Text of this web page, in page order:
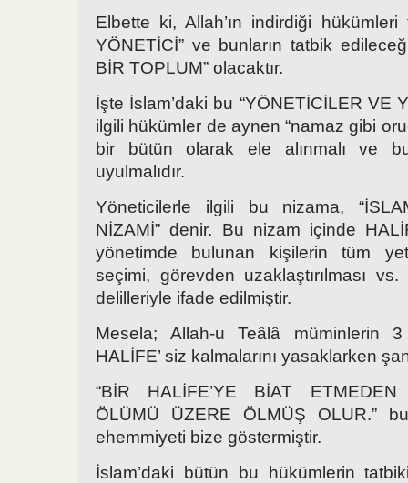
Elbette ki, Allah’ın indirdiği
YÖNETİCİ” ve bunların tatbik
BİR TOPLUM” olacaktır.
İşte İslam’daki bu “YÖNETİCİLER VE
ilgili hükümler de aynen “namaz gibi
bir bütün olarak ele alınmalı ve
uyulmalıdır.
Yöneticilerle ilgili bu nizama,
NİZAMİ” denir. Bu nizam içinde
yönetimde bulunan kişilerin tüm
seçimi, görevden uzaklaştırılması
delilleriyle ifade edilmiştir.
Mesela; Allah-u Teâlâ müminlerin
HALİFE’ siz kalmalarını yasaklarken
“BİR HALİFE’YE BİAT
ÖLÜMÜ ÜZERE ÖLMÜŞ OLUR.”
ehemmiyeti bize göstermiştir.
İslam’daki bütün bu hükümlerin